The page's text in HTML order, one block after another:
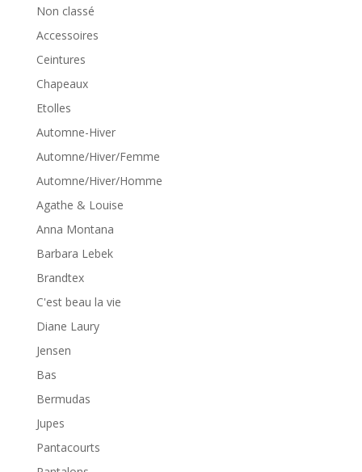
Non classé
Accessoires
Ceintures
Chapeaux
Etolles
Automne-Hiver
Automne/Hiver/Femme
Automne/Hiver/Homme
Agathe & Louise
Anna Montana
Barbara Lebek
Brandtex
C'est beau la vie
Diane Laury
Jensen
Bas
Bermudas
Jupes
Pantacourts